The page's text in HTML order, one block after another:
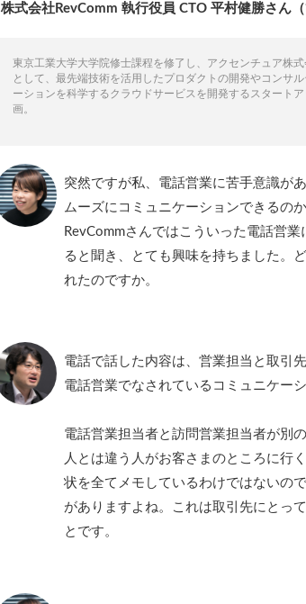
株式会社RevComm 執行役員 CTO 平村健勝さん
東京工業大学大学院修士課程を修了し、アクセンチュア株
として、最先端技術を活用したプロダクトの開発やコンサ
ーションを科学するクラウドサービスを開発するスタート
画。
突然ですが私、電話営業に苦手意識が
ムーズにコミュニケーションできるの
RevCommさんではこういった電話営
ると聞き、とても興味を持ちました。
れたのですか。
電話で話した内容は、営業担当と取引
電話営業でなされているコミュニケー
電話営業担当者と訪問営業担当者が別
人とは違う人がお客さまのところに行
状を全てメモしているわけではないの
がありますよね。これは取引先にとっ
とです。